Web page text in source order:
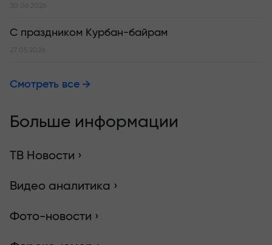
30.06.2026
С праздником Курбан-байрам
27.05.2026
Смотреть все
Больше информации
ТВ Новости ›
Видео аналитика ›
Фото-новости ›